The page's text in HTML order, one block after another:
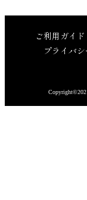
ご利用ガイド
プライバ